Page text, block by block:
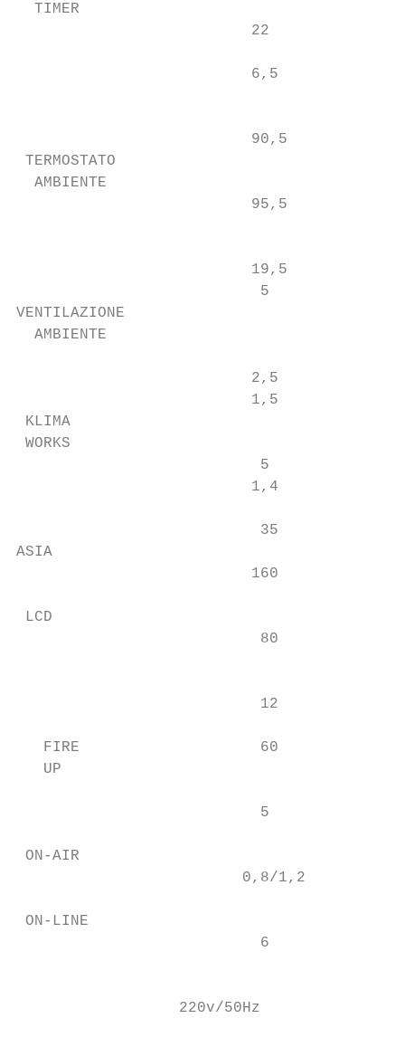
  TIMER
22
6,5
90,5
TERMOSTATO
  AMBIENTE
95,5
19,5
5
VENTILAZIONE
  AMBIENTE
2,5
1,5
KLIMA
WORKS
5
1,4
35
ASIA
160
LCD
80
12
FIRE                    60
UP
5
ON-AIR
0,8/1,2
ON-LINE
6
220v/50Hz